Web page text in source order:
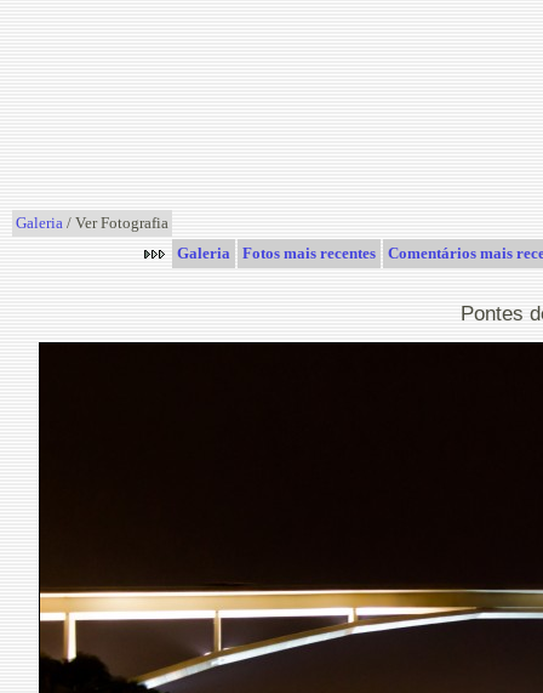
Galeria / Ver Fotografia
Galeria
Fotos mais recentes Comentários mais
Pontes